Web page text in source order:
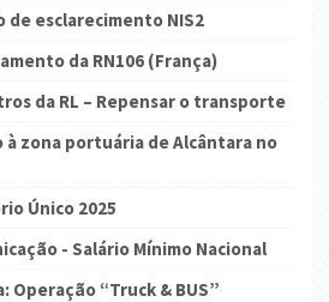
de esclarecimento NIS2
da RN106 (França)
da RL – Repensar o transporte
à zona portuária de Alcântara no
Único 2025
- Salário Mínimo Nacional
Operação “Truck & BUS”